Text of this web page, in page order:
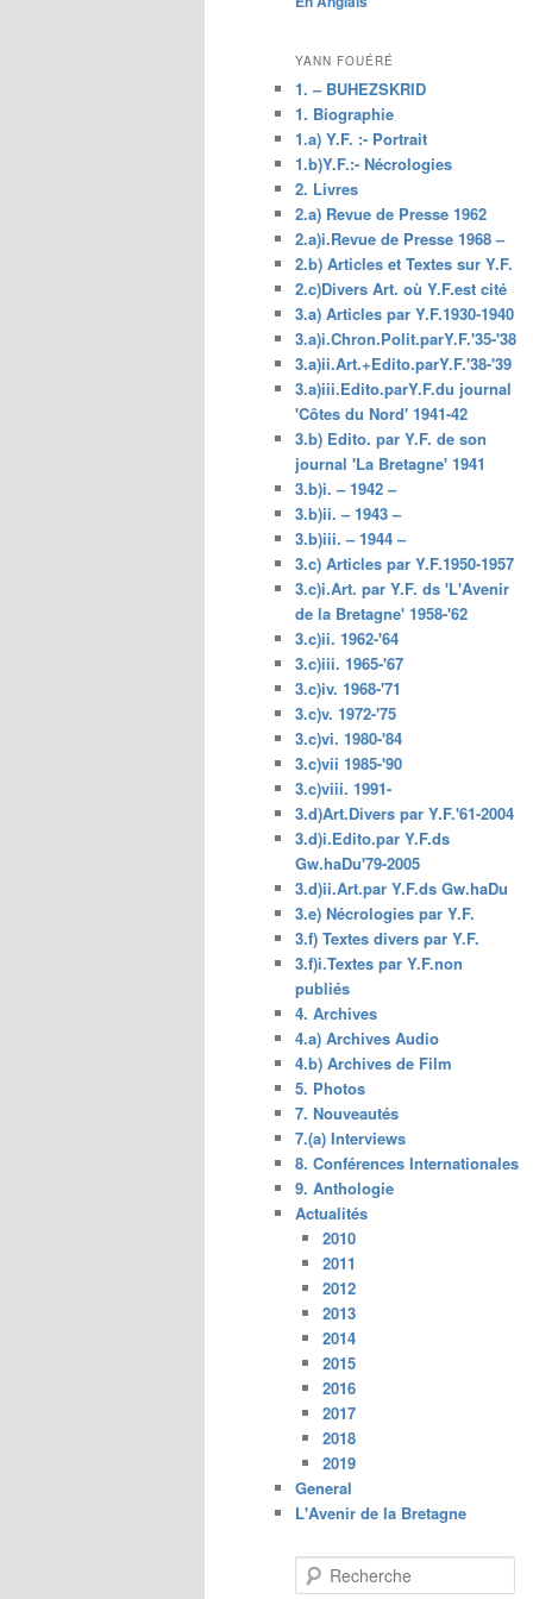
principal
YANN FOUÉRÉ
1. – BUHEZSKRID
1. Biographie
1.a) Y.F. :- Portrait
1.b)Y.F.:- Nécrologies
2. Livres
2.a) Revue de Presse 1962
2.a)i.Revue de Presse 1968 –
2.b) Articles et Textes sur Y.F.
2.c)Divers Art. où Y.F.est cité
3.a) Articles par Y.F.1930-1940
3.a)i.Chron.Polit.parY.F.'35-'38
3.a)ii.Art.+Edito.parY.F.'38-'39
3.a)iii.Edito.parY.F.du journal
'Côtes du Nord' 1941-42
3.b) Edito. par Y.F. de son
journal 'La Bretagne' 1941
3.b)i. – 1942 –
3.b)ii. – 1943 –
3.b)iii. – 1944 –
3.c) Articles par Y.F.1950-1957
3.c)i.Art. par Y.F. ds 'L'Avenir
de la Bretagne' 1958-'62
3.c)ii. 1962-'64
3.c)iii. 1965-'67
3.c)iv. 1968-'71
3.c)v. 1972-'75
3.c)vi. 1980-'84
3.c)vii 1985-'90
3.c)viii. 1991-
3.d)Art.Divers par Y.F.'61-2004
3.d)i.Edito.par Y.F.ds
Gw.haDu'79-2005
3.d)ii.Art.par Y.F.ds Gw.haDu
3.e) Nécrologies par Y.F.
3.f) Textes divers par Y.F.
3.f)i.Textes par Y.F.non
publiés
4. Archives
4.a) Archives Audio
4.b) Archives de Film
5. Photos
7. Nouveautés
7.(a) Interviews
8. Conférences Internationales
9. Anthologie
Actualités
2010
2011
2012
2013
2014
2015
2016
2017
2018
2019
General
L'Avenir de la Bretagne
e